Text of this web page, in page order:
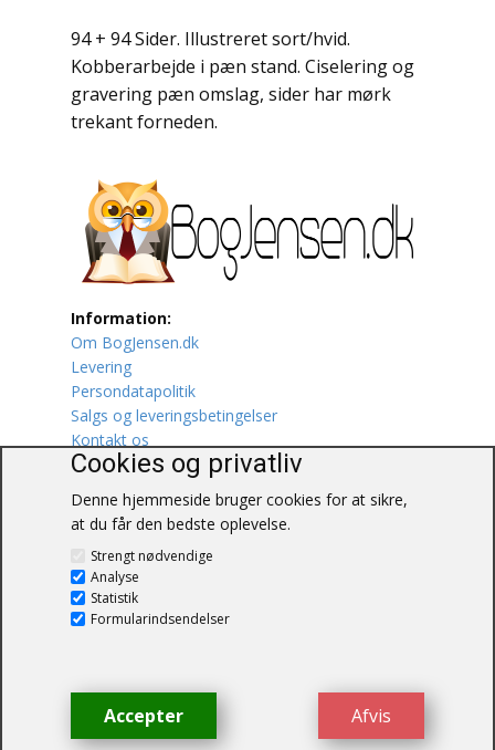
Kunst
Litteraturhistorie
Lokalhistorie / Topografi
Lystfiskeri
Mad
Musik
Mytologi / Sagn / Sagaer
Naturen
Oldtidskundskab
94 + 94 Sider. Illustreret sort/hvid.
Kobberarbejde i pæn stand. Ciselering og
gravering pæn omslag, sider har mørk
trekant forneden.
Information:
Om BogJensen.dk
Levering
Persondatapolitik
Salgs og leveringsbetingelser
Kontakt os
Blåkærvej 25
6052 Viuf
Tlf.:60703190
© BogJensen.dk – Alle rettigheder
forbeholdes.
Cookies og privatliv
Denne hjemmeside bruger cookies for at sikre,
at du får den bedste oplevelse.
Strengt nødvendige
Analyse
Statistik
Formularindsendelser
Afvis
Accepter